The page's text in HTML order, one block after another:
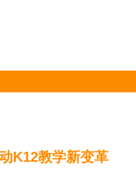
K12教学新变革